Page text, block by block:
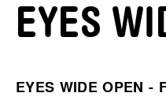
EYES
EYES WIDE OPEN -